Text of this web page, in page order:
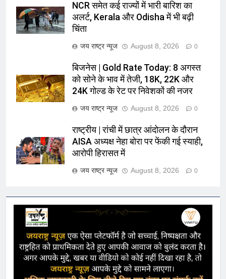
NCR समेत कई राज्यों में भारी बारिश का
अलर्ट, Kerala और Odisha में भी बढ़ी
चिंता
जय राष्ट्र न्यूज August 8, 2026 0
बिजनेस | Gold Rate Today: 8 अगस्त
को सोने के भाव में तेजी, 18K, 22K और
24K गोल्ड के रेट पर निवेशकों की नजर
जय राष्ट्र न्यूज August 8, 2026 0
राष्ट्रीय | रांची में छात्र आंदोलन के दौरान
AISA अध्यक्ष नेहा बोरा पर फेंकी गई स्याही,
आरोपी हिरासत में
जय राष्ट्र न्यूज August 8, 2026 0